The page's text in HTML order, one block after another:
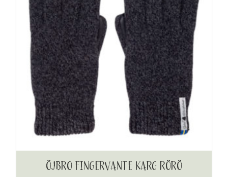
ÖJBRO FINGERVANTE KARG RÖRÖ